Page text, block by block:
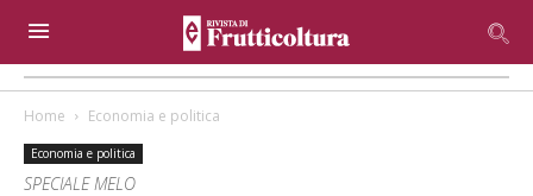
Home Economia e politica
Economia e politica
SPECIALE MELO